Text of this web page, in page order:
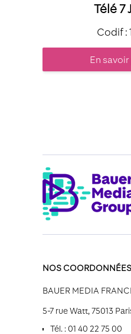
Télé 7
Codif :
En
NOS COORDONNÉES
BAUER MEDIA
5-7 rue Watt, 75013
Tél. : 01 40 22 75 00